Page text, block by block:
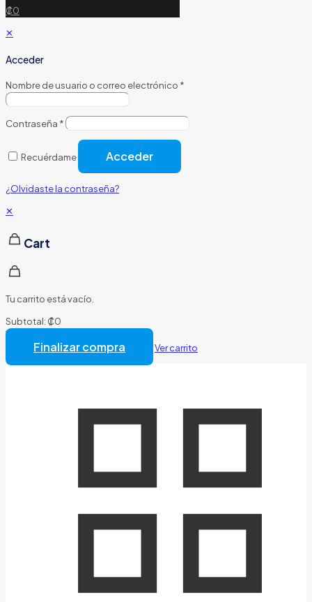
₡0
✕
Acceder
Nombre de usuario o correo electrónico *
Contraseña *
Recuérdame Acceder
¿Olvidaste la contraseña?
✕
Cart
Tu carrito está vacío.
Subtotal: ₡0
Total:
Finalizar compra Ver carrito